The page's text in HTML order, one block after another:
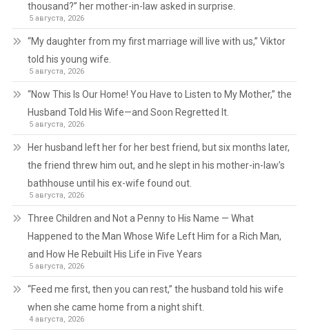
thousand?” her mother-in-law asked in surprise.
5 августа, 2026
“My daughter from my first marriage will live with us,” Viktor
told his young wife.
5 августа, 2026
“Now This Is Our Home! You Have to Listen to My Mother,” the
Husband Told His Wife—and Soon Regretted It.
5 августа, 2026
Her husband left her for her best friend, but six months later,
the friend threw him out, and he slept in his mother-in-law’s
bathhouse until his ex-wife found out.
5 августа, 2026
Three Children and Not a Penny to His Name — What
Happened to the Man Whose Wife Left Him for a Rich Man,
and How He Rebuilt His Life in Five Years
5 августа, 2026
“Feed me first, then you can rest,” the husband told his wife
when she came home from a night shift.
4 августа, 2026